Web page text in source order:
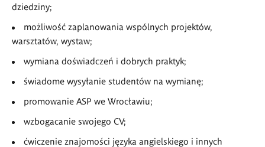
dziedziny;
możliwość zaplanowania wspólnych projektów,
warsztatów, wystaw;
wymiana doświadczeń i dobrych praktyk;
świadome wysyłanie studentów na wymianę;
promowanie ASP we Wrocławiu;
wzbogacanie swojego CV;
ćwiczenie znajomości języka angielskiego i innych